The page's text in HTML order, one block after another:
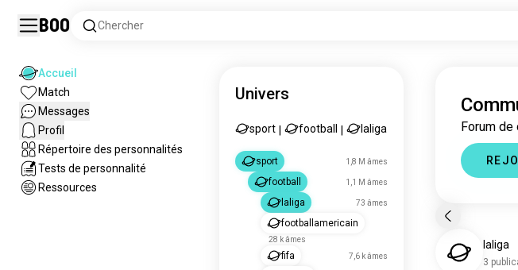
Boo Chercher
Accueil
Match
Messages
Profil
Répertoire des personnalités
Tests de personnalité
Ressources
Univers
sport football laliga
sport 1,8 M âmes
football 1,1 M âmes
laliga 73 âmes
footballamericain
28 k âmes
fifa 7,6 k âmes
Forum de
laliga
3